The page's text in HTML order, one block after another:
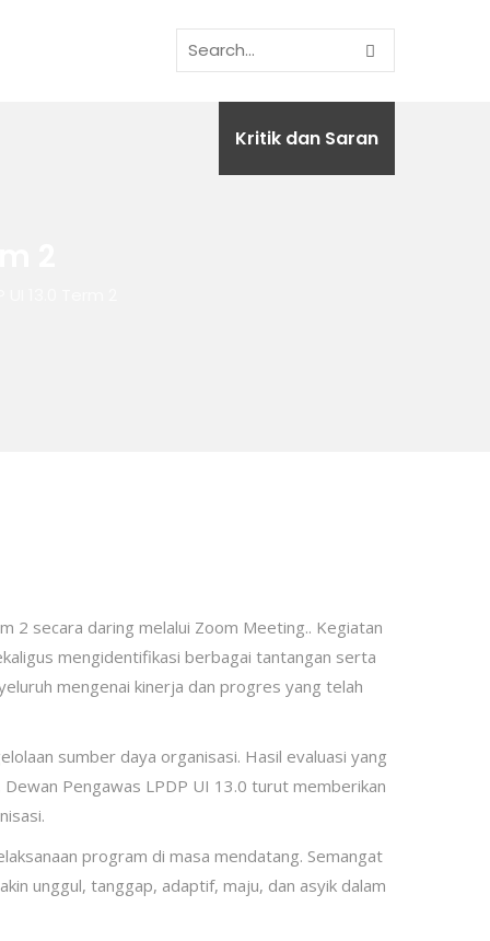
Kritik dan Saran
2 secara daring melalui Zoom Meeting.. Kegiatan
mengidentifikasi berbagai tantangan serta
mengenai kinerja dan progres yang telah
sumber daya organisasi. Hasil evaluasi yang
Pengawas LPDP UI 13.0 turut memberikan
program di masa mendatang. Semangat
unggul, tanggap, adaptif, maju, dan asyik dalam